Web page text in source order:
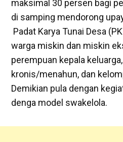
maksimal 30 persen bagi
di samping mendorong
Padat Karya Tunai Desa
warga miskin dan miskin
perempuan kepala
kronis/menahun, dan
Demikian pula dengan
denga model swakelola.